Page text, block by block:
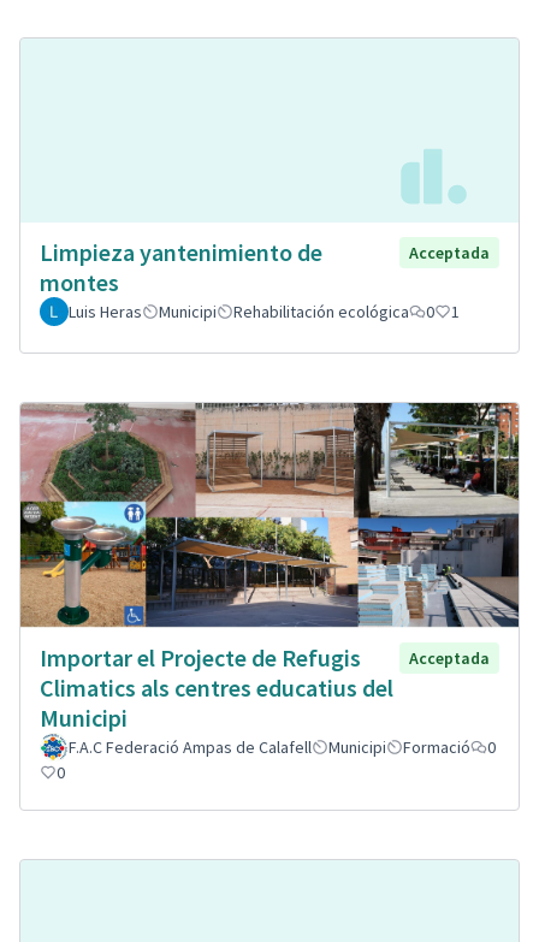
Limpieza yantenimiento de
montes
Acceptada
Luis Heras Municipi Rehabilitación ecológica 0 1
Importar el Projecte de Refugis
Climatics als centres educatius del
Municipi
Acceptada
F.A.C Federació Ampas de Calafell Municipi Formació
0
0